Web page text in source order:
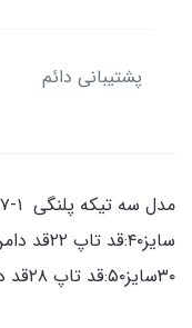
پشتیبانی دائم
۳۰سایز۵۰:قد تاپ ۲۸قد دامن ۳۲